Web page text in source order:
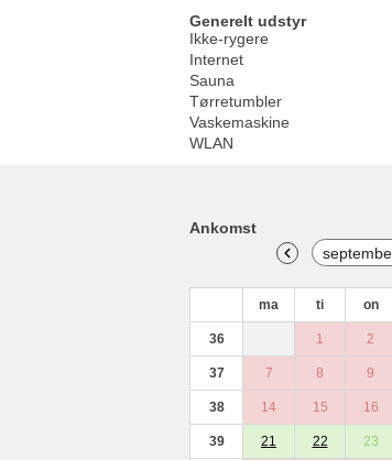
Generelt udstyr
Ikke-rygere
Internet
Sauna
Tørretumbler
Vaskemaskine
WLAN
Ankomst
ma ti on
36 1 2
37 7 8 9
38 14 15 16
39 21 22 23